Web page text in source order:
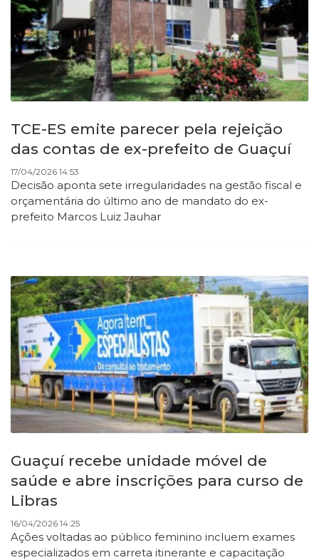
TCE-ES emite parecer pela rejeição
das contas de ex-prefeito de Guaçuí
17/04/2026 14:53
Decisão aponta sete irregularidades na gestão fiscal e
orçamentária do último ano de mandato do ex-
prefeito Marcos Luiz Jauhar
Guaçuí recebe unidade móvel de
saúde e abre inscrições para curso de
Libras
16/04/2026 14:25
Ações voltadas ao público feminino incluem exames
especializados em carreta itinerante e capacitação